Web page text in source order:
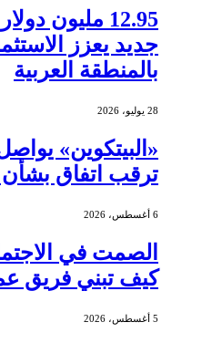
12.95 مليون
جديد يعزز
بالمنطقة العربية
28 يوليو، 2026
«البيتكوين»
ترقب اتفاق
6 أغسطس، 2026
الصمت في
كيف تبني فريق
5 أغسطس، 2026